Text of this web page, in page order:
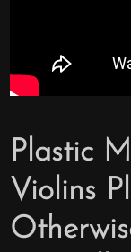
Plastic
Violins